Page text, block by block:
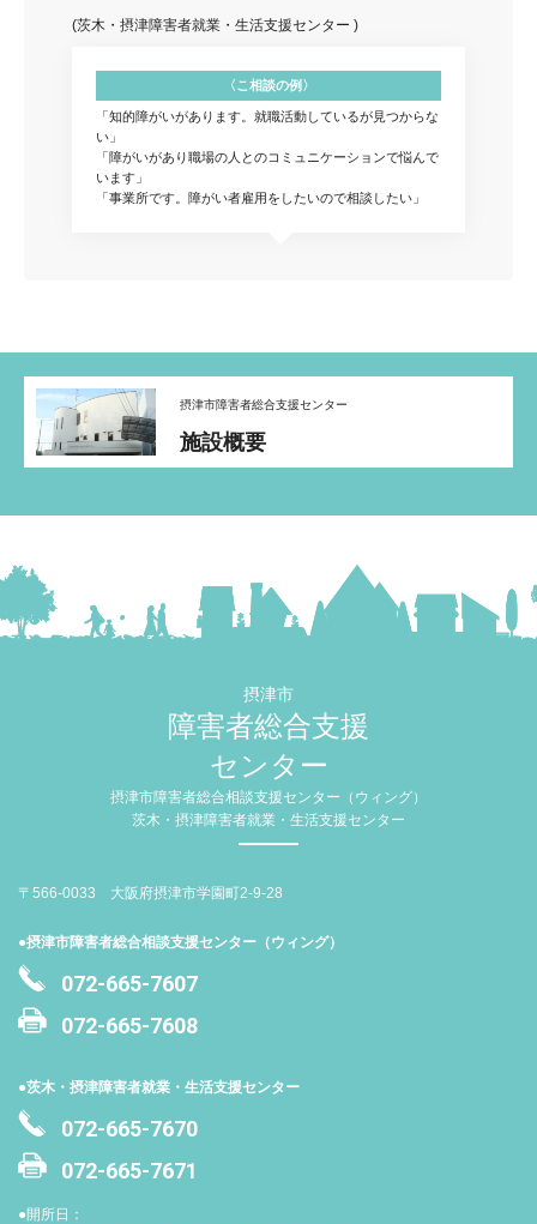
(茨木・摂津障害者就業・生活支援センター )
〈こ相談の例〉
「知的障がいがあります。就職活動しているが見つからな
い」
「障がいがあり職場の人とのコミュニケーションで悩んで
います」
「事業所です。障がい者雇用をしたいので相談したい」
摂津市障害者総合支援センター
施設概要
摂津市
障害者総合支援
センター
摂津市障害者総合相談支援センター（ウィング）
茨木・摂津障害者就業・生活支援センター
〒566-0033 大阪府摂津市学園町2-9-28
●摂津市障害者総合相談支援センター（ウィング）
072-665-7607
072-665-7608
●茨木・摂津障害者就業・生活支援センター
072-665-7670
072-665-7671
●開所日：